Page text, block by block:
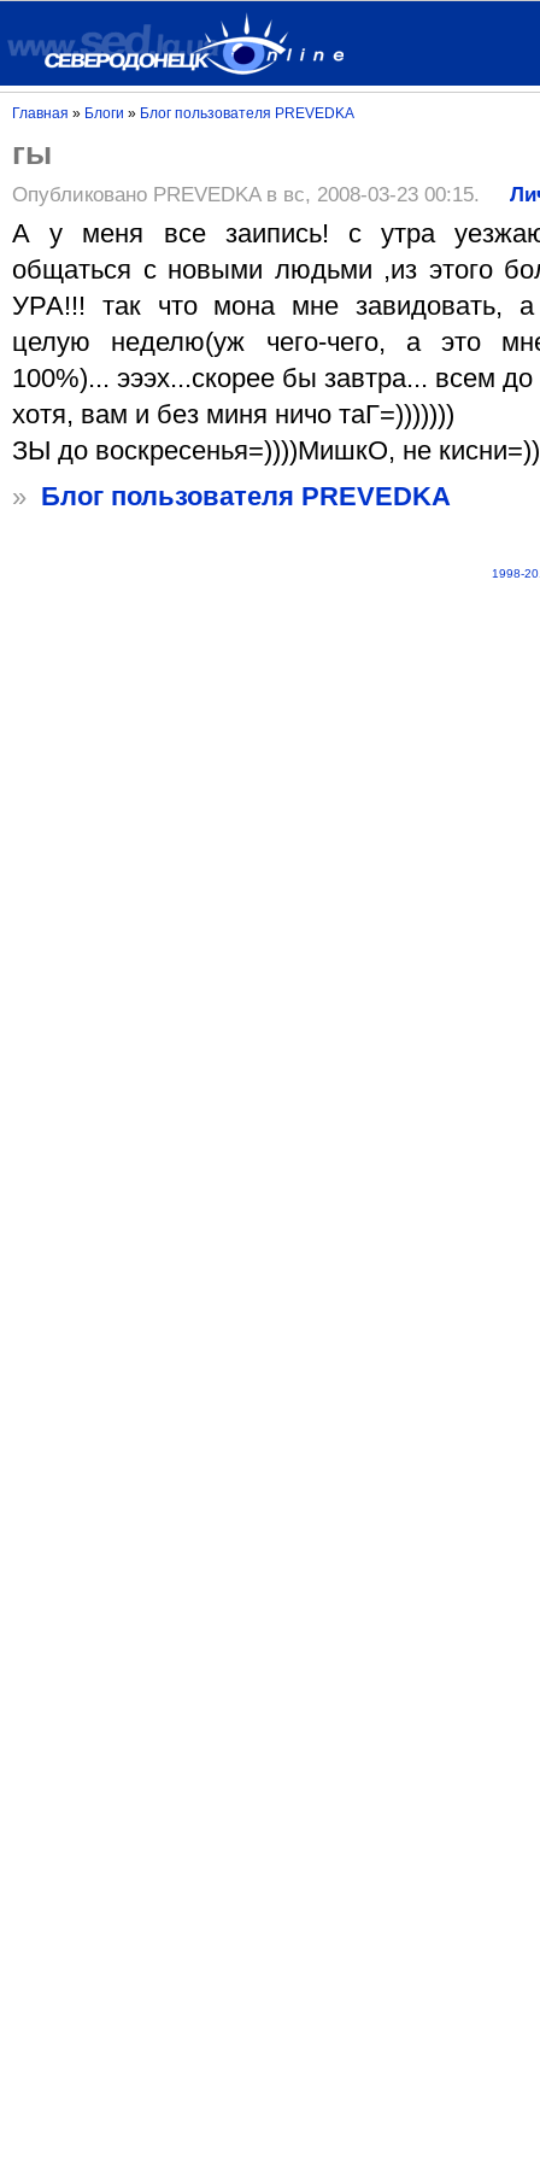
Главная » Блоги » Блог пользователя PREVEDKA
гы
Опубликовано PREVEDKA в вс, 2008-03-23 00:15.
А у меня все заипись! с утра
общаться с новыми людьми ,из этого
УРА!!! так что мона мне завидовать,
целую неделю(уж чего-чего, а это
100%)... эээх...скорее бы завтра... всем до
хотя, вам и без миня ничо таГ=)))))))
ЗЫ до воскресенья=))))МишкО, не
» Блог пользователя PREVEDKA
1998-